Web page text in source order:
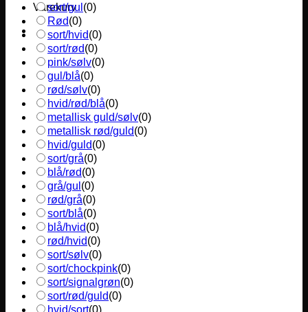
Varekurv
sort/gul (0)
Rød(0)
sort/hvid(0)
sort/rød(0)
pink/sølv(0)
gul/blå(0)
rød/sølv(0)
hvid/rød/blå(0)
metallisk guld/sølv(0)
metallisk rød/guld(0)
hvid/guld(0)
sort/grå(0)
blå/rød(0)
grå/gul (0)
rød/grå(0)
sort/blå(0)
blå/hvid(0)
rød/hvid(0)
sort/sølv(0)
sort/chockpink(0)
sort/signalgrøn(0)
sort/rød/guld(0)
hvid/sort(0)